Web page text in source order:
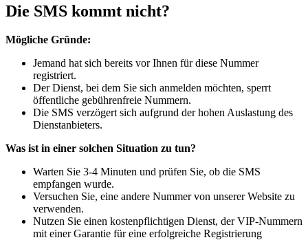
Die SMS kommt nicht?
Mögliche Gründe:
Jemand hat sich bereits vor Ihnen für diese Nummer
registriert.
Der Dienst, bei dem Sie sich anmelden möchten, sperrt
öffentliche gebührenfreie Nummern.
Die SMS verzögert sich aufgrund der hohen Auslastung des
Dienstanbieters.
Was ist in einer solchen Situation zu tun?
Warten Sie 3-4 Minuten und prüfen Sie, ob die SMS
empfangen wurde.
Versuchen Sie, eine andere Nummer von unserer Website zu
verwenden.
Nutzen Sie einen kostenpflichtigen Dienst, der VIP-Nummern
mit einer Garantie für eine erfolgreiche Registrierung